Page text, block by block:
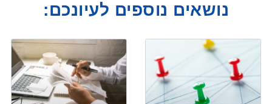
נושאים נוספים לעיונכם: